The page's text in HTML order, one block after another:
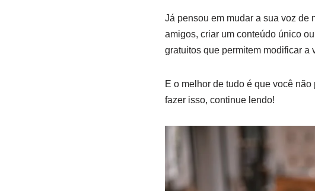
Já pensou em mudar a sua voz de
amigos, criar um conteúdo único
gratuitos que permitem modificar a
E o melhor de tudo é que você
fazer isso, continue lendo!